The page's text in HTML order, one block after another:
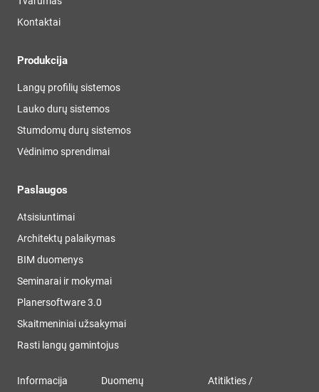
Kontaktai
Produkcija
Langų profilių sistemos
Lauko durų sistemos
Stumdomų durų sistemos
Vėdinimo sprendimai
Paslaugos
Atsisiuntimai
Architektų palaikymas
BIM duomenys
Seminarai ir mokymai
Planersoftware 3.0
Skaitmeniniai užsakymai
Rasti langų gamintojus
Informacija
Duomenų
Atitikties /